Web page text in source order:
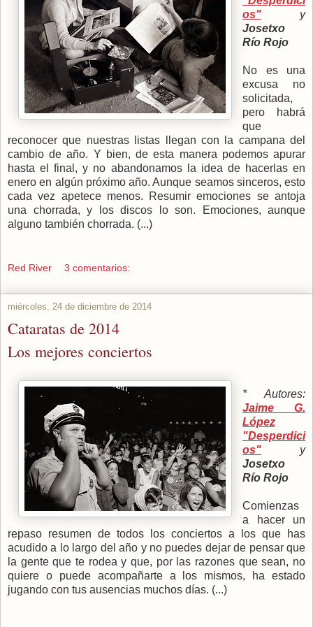
os" y
Josetxo
Río Rojo
No es una
excusa no
solicitada,
pero habrá
que
reconocer que nuestras listas llegan con la campana del
cambio de año. Y bien, de esta manera podemos apurar
hasta el final, y no abandonamos la idea de hacerlas en
enero en algún próximo año. Aunque seamos sinceros, esto
cada vez apetece menos. Resumir emociones se antoja
una chorrada, y los discos lo son. Emociones, aunque
alguno también chorrada. (...)
Red River 3 comentarios:
miércoles, 24 de diciembre de 2014
Cataratas de 2014
Los mejores conciertos
* Autores:
Jaime G.
López
"Desperdici
os" y
Josetxo
Río Rojo
Comienzas
a hacer un
repaso resumen de todos los conciertos a los que has
acudido a lo largo del año y no puedes dejar de pensar que
la gente que te rodea y que, por las razones que sean, no
quiere o puede acompañarte a los mismos, ha estado
jugando con tus ausencias muchos días. (...)